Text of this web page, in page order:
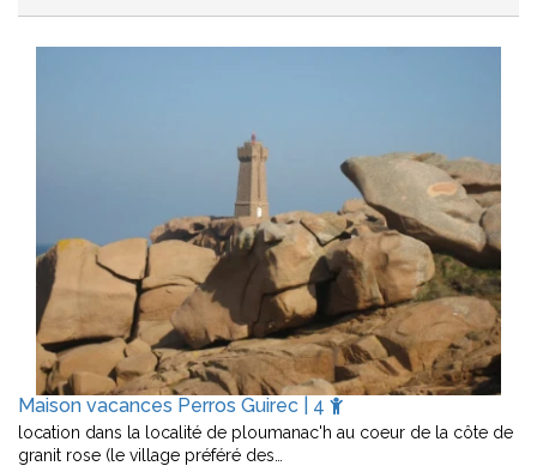
Maison vacances Perros Guirec | 4
location dans la localité de ploumanac'h au coeur de la côte de
granit rose (le village préféré des…